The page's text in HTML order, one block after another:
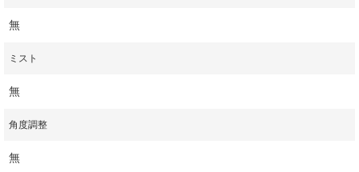
無
ミスト
無
角度調整
無